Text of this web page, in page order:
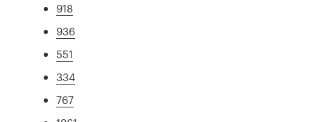
918
936
551
334
767